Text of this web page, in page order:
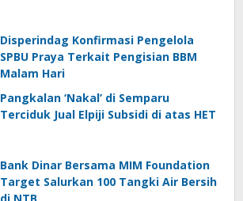
Disperindag Konfirmasi Pengelola
SPBU Praya Terkait Pengisian BBM
Malam Hari
Pangkalan ‘Nakal’ di Semparu
Terciduk Jual Elpiji Subsidi di atas HET
Bank Dinar Bersama MIM Foundation
Target Salurkan 100 Tangki Air Bersih